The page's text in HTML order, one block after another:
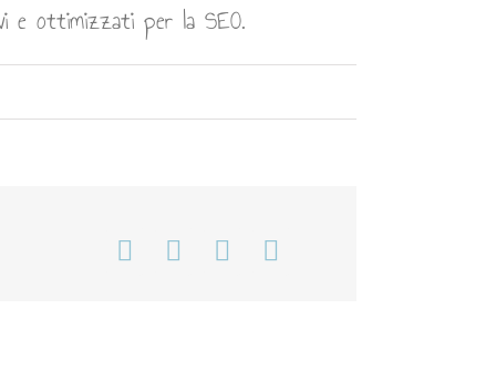
e ottimizzati per la SEO.
Facebook
WhatsApp
Telegram
Email